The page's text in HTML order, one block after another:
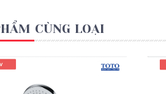
CÙNG LOẠI